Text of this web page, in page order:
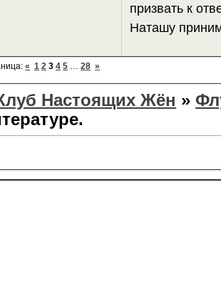
призвать к
Наташу
« 1 2 3 4 5 … 28 »
Настоящих Жён »